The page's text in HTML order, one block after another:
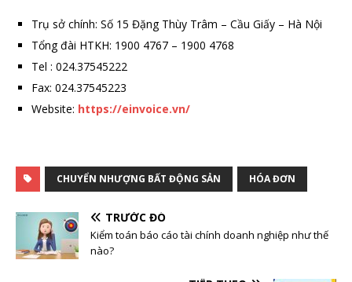
Trụ sở chính: Số 15 Đặng Thùy Trâm – Cầu Giấy – Hà Nội
Tổng đài HTKH: 1900 4767 – 1900 4768
Tel : 024.37545222
Fax: 024.37545223
Website: https://einvoice.vn/
CHUYỂN NHƯỢNG BẤT ĐỘNG SẢN HÓA ĐƠN
TRƯỚC ĐÓ
Kiểm toán báo cáo tài chính doanh nghiệp như thế
nào?